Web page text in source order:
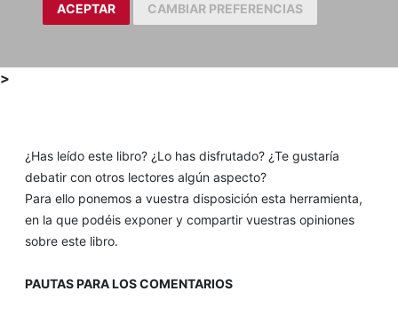
ACEPTAR CAMBIAR PREFERENCIAS
>
¿Has leído este libro? ¿Lo has disfrutado? ¿Te gustaría
debatir con otros lectores algún aspecto?
Para ello ponemos a vuestra disposición esta herramienta,
en la que podéis exponer y compartir vuestras opiniones
sobre este libro.
PAUTAS PARA LOS COMENTARIOS